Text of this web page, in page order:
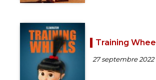
Training
27 septembre 2022